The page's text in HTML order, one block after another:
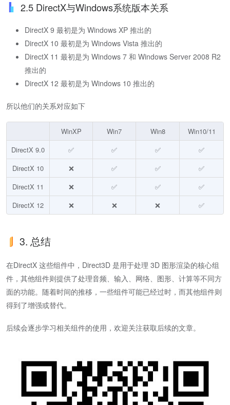
2.5 DirectX与Windows系统版本关系
DirectX 9 最初是为 Windows XP 推出的
DirectX 10 最初是为 Windows Vista 推出的
DirectX 11 最初是为 Windows 7 和 Windows Server 2008 R2
推出的
DirectX 12 最初是为 Windows 10 推出的
所以他们的关系对应如下
WinXP Win7 Win8
Win10/11
DirectX 9.0
✅ ✅ ✅
✅
DirectX 10
❌ ✅ ✅
✅
DirectX 11
❌ ✅ ✅
✅
DirectX 12
❌ ❌ ❌ ✅
3. 总结
在DirectX 这些组件中，Direct3D 是用于处理 3D 图形渲染的核心组
件，其他组件则提供了处理音频、输入、网络、图形、计算等不同方
面的功能。随着时间的推移，一些组件可能已经过时，而其他组件则
得到了增强或替代。
后续会逐步学习相关组件的使用，欢迎关注获取后续的文章。